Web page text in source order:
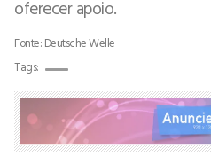
oferecer apoio.
Fonte: Deutsche Welle
Tags: